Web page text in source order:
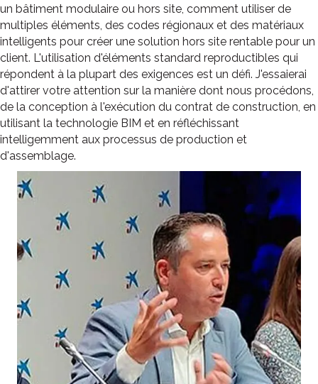
un bâtiment modulaire ou hors site, comment utiliser de
multiples éléments, des codes régionaux et des matériaux
intelligents pour créer une solution hors site rentable pour un
client. L'utilisation d'éléments standard reproductibles qui
répondent à la plupart des exigences est un défi. J'essaierai
d'attirer votre attention sur la manière dont nous procédons,
de la conception à l'exécution du contrat de construction, en
utilisant la technologie BIM et en réfléchissant
intelligemment aux processus de production et
d'assemblage.